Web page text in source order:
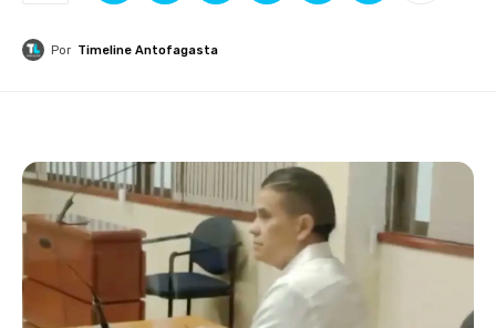
Por Timeline Antofagasta